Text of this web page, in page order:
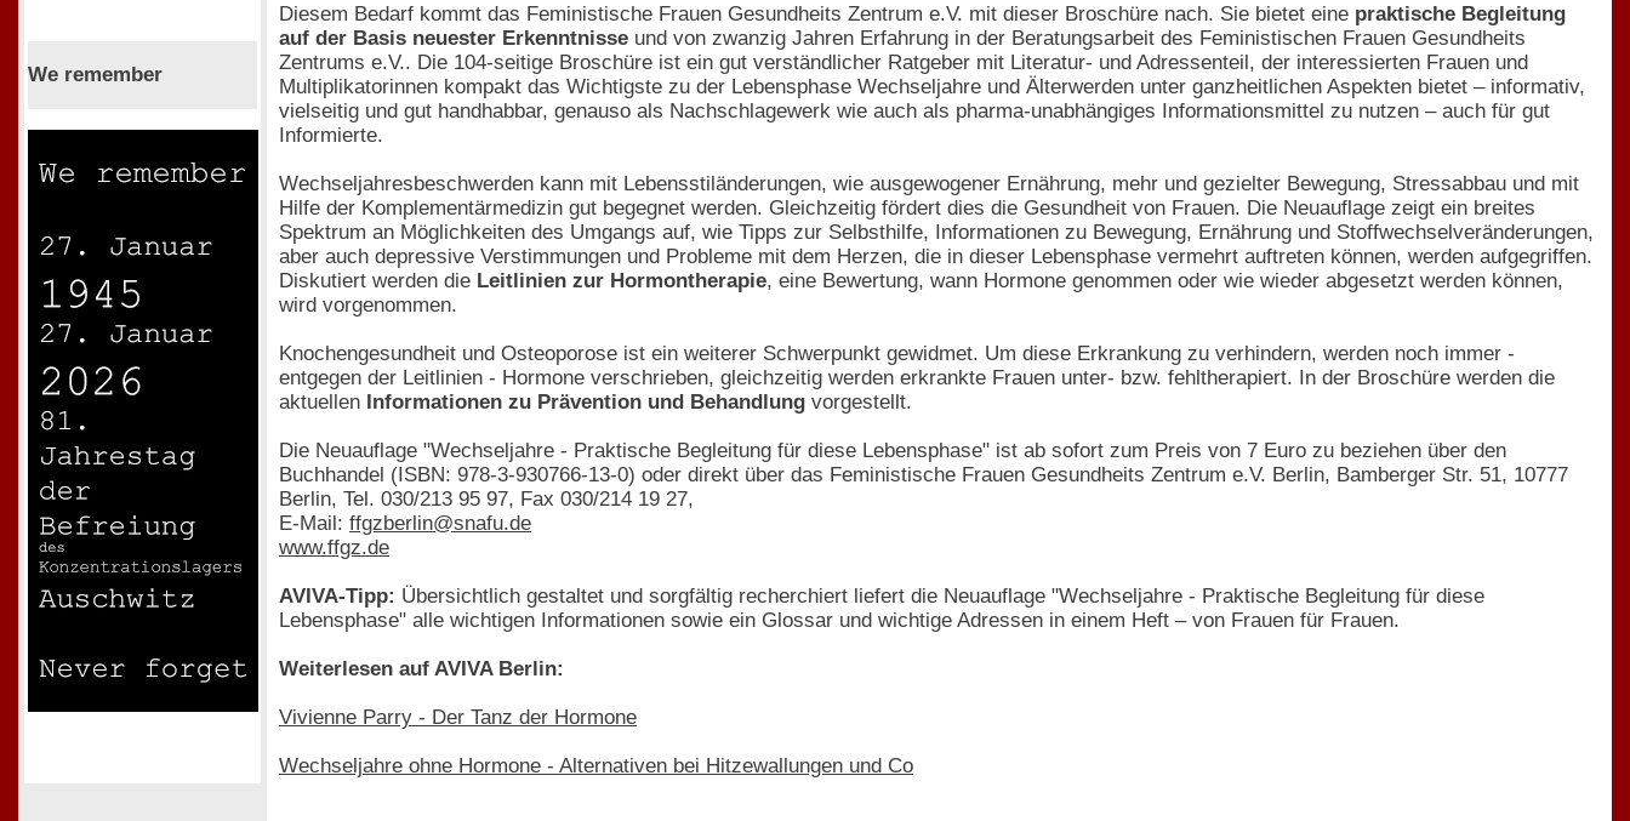
We remember
Diesem Bedarf kommt das Feministische Frauen Gesundheits Zentrum e.V. mit dieser Broschüre nach. Sie bietet eine praktische Begleitung
auf der Basis neuester Erkenntnisse und von zwanzig Jahren Erfahrung in der Beratungsarbeit des Feministischen Frauen Gesundheits
Zentrums e.V.. Die 104-seitige Broschüre ist ein gut verständlicher Ratgeber mit Literatur- und Adressenteil, der interessierten Frauen und
Multiplikatorinnen kompakt das Wichtigste zu der Lebensphase Wechseljahre und Älterwerden unter ganzheitlichen Aspekten bietet – informativ,
vielseitig und gut handhabbar, genauso als Nachschlagewerk wie auch als pharma-unabhängiges Informationsmittel zu nutzen – auch für gut
Informierte.
Wechseljahresbeschwerden kann mit Lebensstiländerungen, wie ausgewogener Ernährung, mehr und gezielter Bewegung, Stressabbau und mit
Hilfe der Komplementärmedizin gut begegnet werden. Gleichzeitig fördert dies die Gesundheit von Frauen. Die Neuauflage zeigt ein breites
Spektrum an Möglichkeiten des Umgangs auf, wie Tipps zur Selbsthilfe, Informationen zu Bewegung, Ernährung und Stoffwechselveränderungen,
aber auch depressive Verstimmungen und Probleme mit dem Herzen, die in dieser Lebensphase vermehrt auftreten können, werden aufgegriffen.
Diskutiert werden die Leitlinien zur Hormontherapie, eine Bewertung, wann Hormone genommen oder wie wieder abgesetzt werden können,
wird vorgenommen.
Knochengesundheit und Osteoporose ist ein weiterer Schwerpunkt gewidmet. Um diese Erkrankung zu verhindern, werden noch immer -
entgegen der Leitlinien - Hormone verschrieben, gleichzeitig werden erkrankte Frauen unter- bzw. fehltherapiert. In der Broschüre werden die
aktuellen Informationen zu Prävention und Behandlung vorgestellt.
Die Neuauflage "Wechseljahre - Praktische Begleitung für diese Lebensphase" ist ab sofort zum Preis von 7 Euro zu beziehen über den
Buchhandel (ISBN: 978-3-930766-13-0) oder direkt über das Feministische Frauen Gesundheits Zentrum e.V. Berlin, Bamberger Str. 51, 10777
Berlin, Tel. 030/213 95 97, Fax 030/214 19 27,
E-Mail: ffgzberlin@snafu.de
www.ffgz.de
AVIVA-Tipp: Übersichtlich gestaltet und sorgfältig recherchiert liefert die Neuauflage "Wechseljahre - Praktische Begleitung für diese
Lebensphase" alle wichtigen Informationen sowie ein Glossar und wichtige Adressen in einem Heft – von Frauen für Frauen.
Weiterlesen auf AVIVA Berlin:
Vivienne Parry - Der Tanz der Hormone
Wechseljahre ohne Hormone - Alternativen bei Hitzewallungen und Co